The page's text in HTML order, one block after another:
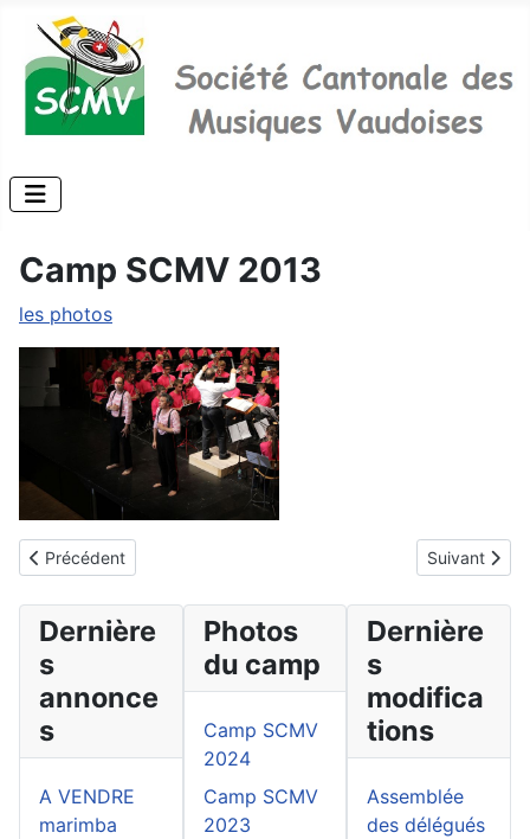
Camp SCMV 2013
les photos
Article précédent : Camp SCMV 2014
Précédent Article
Suivant
Dernière
s
annonce
s
A VENDRE
marimba
Photos
du camp
Camp SCMV
2024
Camp SCMV
2023
Dernière
s
modifica
tions
Assemblée
des délégués